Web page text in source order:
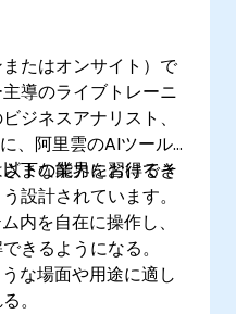
たはオンサイト）で
導のライブトレーニ
ジネスアナリスト、
、阿里雲のAIツール
まな業界におけるそ
設計されています。
下の能力を習得でき
内を自在に操作し、
きるようになる。
な場面や用途に適し
。